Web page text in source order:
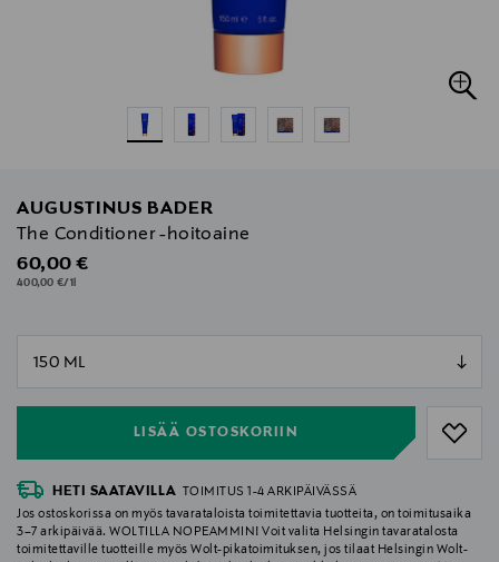
AUGUSTINUS BADER
The Conditioner -hoitoaine
Original Price
60,00 €
400,00 €/1l
LISÄÄ OSTOSKORIIN
HETI SAATAVILLA
TOIMITUS 1-4 ARKIPÄIVÄSSÄ
Jos ostoskorissa on myös tavarataloista toimitettavia tuotteita, on toimitusaika
3–7 arkipäivää. WOLTILLA NOPEAMMIN! Voit valita Helsingin tavaratalosta
toimitettaville tuotteille myös Wolt-pikatoimituksen, jos tilaat Helsingin Wolt-